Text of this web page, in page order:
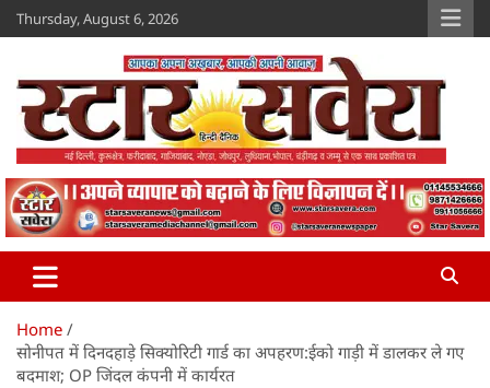
Skip
to
Thursday, August 6, 2026
Star Savera
www.starsavera.com
Home
सोनीपत में दिनदहाड़े सिक्योरिटी गार्ड का अपहरण:ईको गाड़ी में डालकर ले गए
बदमाश; OP जिंदल कंपनी में कार्यरत